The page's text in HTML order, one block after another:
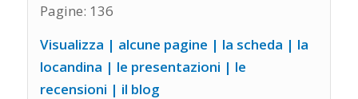
Pagine: 136
Visualizza | alcune pagine | la scheda | la
locandina | le presentazioni | le
recensioni | il blog